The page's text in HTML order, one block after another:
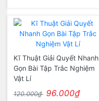
Kĩ Thuật Giải Quyết Nhanh
Gọn Bài Tập Trắc Nghiệm
Vật Lí
120.000₫ 96.000₫